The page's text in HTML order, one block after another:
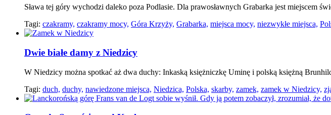
Sława tej góry wychodzi daleko poza Podlasie. Dla prawosławnych Grabarka jest miejscem
Tagi: czakramy, czakramy mocy, Góra Krzyży, Grabarka, miejsca mocy, niezwykłe miejsca,
Dwie białe damy z Niedzicy
W Niedzicy można spotkać aż dwa duchy: Inkaską księżniczkę Uminę i polską księżną
Tagi: duch, duchy, nawiedzone miejsca, Niedzica, Polska, skarby, zamek, zamek w Niedzicy,